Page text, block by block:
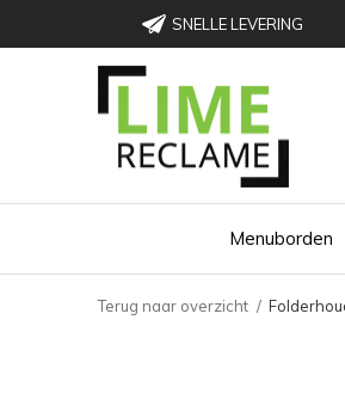
SNELLE LEVERING
Menuborden
Terug naar overzicht